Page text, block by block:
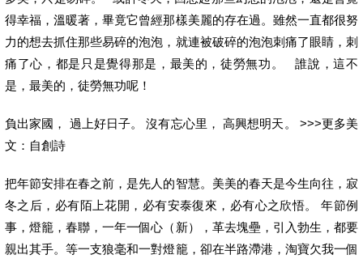
得幸福，溫暖著，畢竟它曾經那樣美麗的存在過。雖然一直都很努
力的想去抓住那些易碎的泡泡，就連被破碎的泡泡刺痛了眼睛，刺
痛了心，都是只是覺得那是，最美的，徒勞無功。 誰說，這不
是，最美的，徒勞無功呢！
負出家國， 過上好日子。 沒有忘心里， 高興想明天。 >>>更多美
文：自創詩
把年節安排在春之前，是先人的智慧。美美的春天是今生向往，寂
冬之后，必有陌上花開，必有安泰復來，必有心之欣悟。 年節例
事，燈籠，春聯，一年一個心（新），革去塊壘，引入勃生，都要
親出其手。等一支狼毫和一對燈籠，卻在半路滯港，淘寶欠我一個